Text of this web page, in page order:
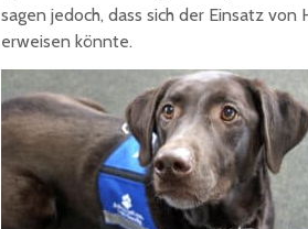
sagen jedoch, dass sich der Einsatz
erweisen könnte.